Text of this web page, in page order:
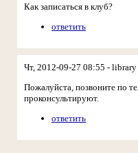
Как записаться в клуб?
ответить
Чт, 2012-09-27 08:55 - library
Пожалуйста, позвоните по
проконсультируют.
ответить